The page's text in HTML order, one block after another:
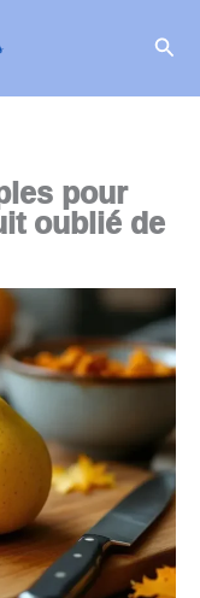
pour
oublié de